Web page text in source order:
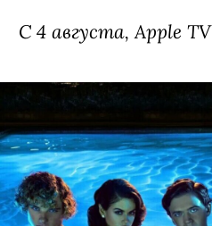
С 4 августа, Apple TV